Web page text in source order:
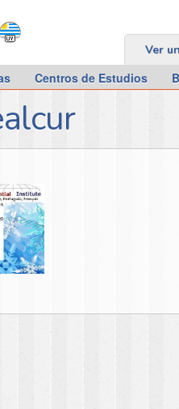
Ver
Centros de Estudios